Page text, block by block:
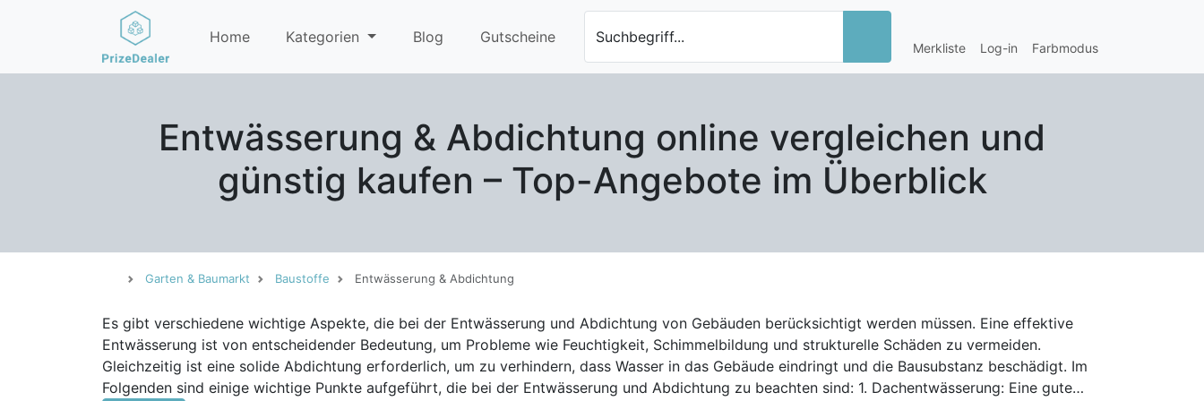
Merkliste Log-in Farbmodus
Home Kategorien Blog Gutscheine Suchbegriff...
Entwässerung & Abdichtung online vergleichen und
günstig kaufen – Top-Angebote im Überblick
Garten & Baumarkt Baustoffe Entwässerung & Abdichtung
Es gibt verschiedene wichtige Aspekte, die bei der Entwässerung und Abdichtung von Gebäuden berücksichtigt werden müssen. Eine effektive
Entwässerung ist von entscheidender Bedeutung, um Probleme wie Feuchtigkeit, Schimmelbildung und strukturelle Schäden zu vermeiden.
Gleichzeitig ist eine solide Abdichtung erforderlich, um zu verhindern, dass Wasser in das Gebäude eindringt und die Bausubstanz beschädigt. Im
Folgenden sind einige wichtige Punkte aufgeführt, die bei der Entwässerung und Abdichtung zu beachten sind: 1. Dachentwässerung: Eine gute